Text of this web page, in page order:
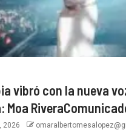
vibró con la nueva
Moa
2026